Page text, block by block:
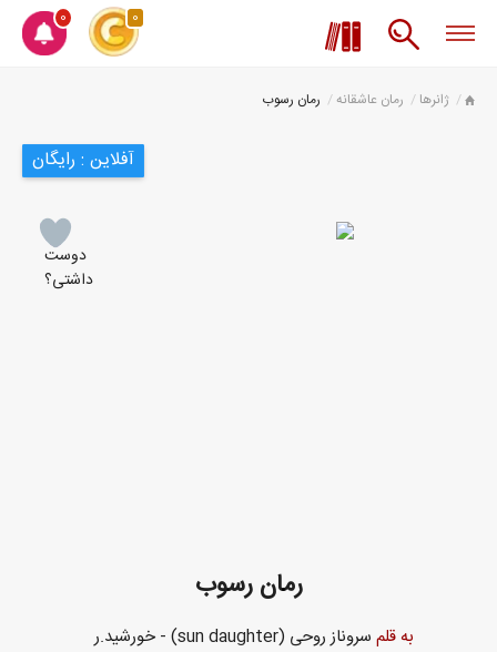
0 0
ژانرها رمان عاشقانه رمان رسوب
آفلاین : رایگان
دوست
داشتی؟
رمان رسوب
به قلم سروناز روحی (sun daughter) - خورشید.ر